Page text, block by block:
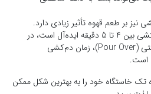
متنوع از مناطق مختلف دنیا، ارزش خرید
را افزایش می‌دهد. با انتخاب قهوه
دم کردن آن، می‌توان لذت بیشتری از
های مرتبط